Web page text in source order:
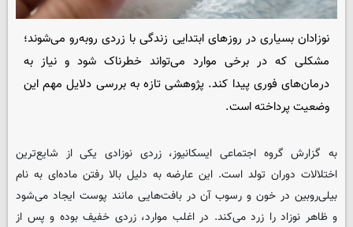
نوزادان بسیاری در روزهای ابتدایی زندگی با زردی روبه‌رو می‌شوند؛
مشکلی که در برخی موارد می‌تواند خطرناک شود و نیاز به
درمان‌های فوری پیدا کند. پژوهشی تازه به بررسی دلایل مهم این
وضعیت پرداخته است.
به گزارش گروه اجتماعی ایسکانیوز، زردی نوزادی یکی از شایع‌ترین
اختلالات دوران تولد است. این عارضه به دلیل بالا رفتن ماده‌ای به نام
بیلی‌روبین در خون و رسوب آن در بافت‌هایی مانند پوست ایجاد می‌شود
و ظاهر نوزاد را زرد می‌کند. در اغلب موارد، زردی خفیف بوده و پس از